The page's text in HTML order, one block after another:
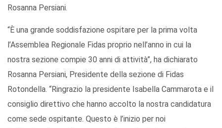
Rosanna Persiani.
“È una grande soddisfazione ospitare per la prima volta
l’Assemblea Regionale Fidas proprio nell’anno in cui la
nostra sezione compie 30 anni di attività”, ha dichiarato
Rosanna Persiani, Presidente della sezione di Fidas
Rotondella. “Ringrazio la presidente Isabella Cammarota e il
consiglio direttivo che hanno accolto la nostra candidatura
come sede ospitante. Questo è l’inizio per noi